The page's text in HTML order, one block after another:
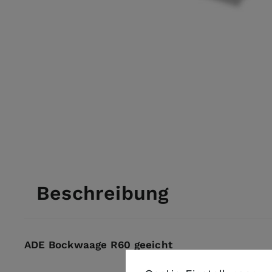
Beschreibung
ADE Bockwaage R60 geeicht